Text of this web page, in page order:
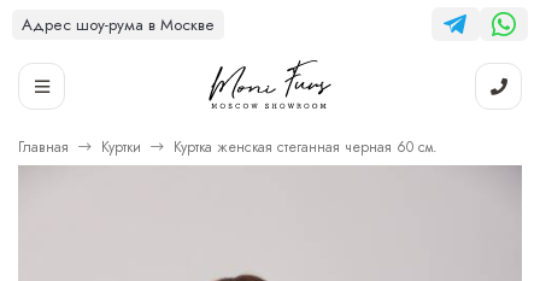
Адрес шоу-рума в Москве
Главная Куртки Куртка женская стеганная черная 60 см.